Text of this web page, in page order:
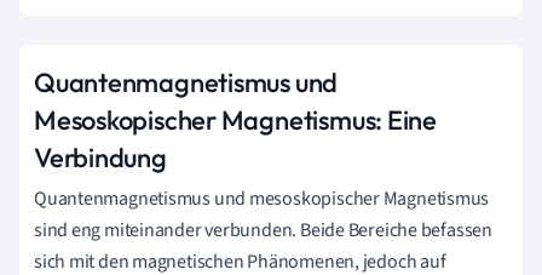
Quantenmagnetismus und
Mesoskopischer Magnetismus: Eine
Verbindung
Quantenmagnetismus und mesoskopischer Magnetismus
sind eng miteinander verbunden. Beide Bereiche befassen
sich mit den magnetischen Phänomenen, jedoch auf